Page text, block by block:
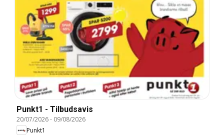
Punkt1 - Tilbudsavis
20/07/2026- 09/08/2026
Punkt1